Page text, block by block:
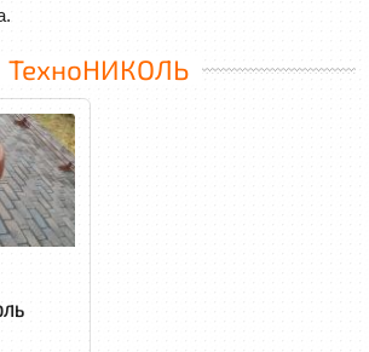
ТехноНИКОЛЬ